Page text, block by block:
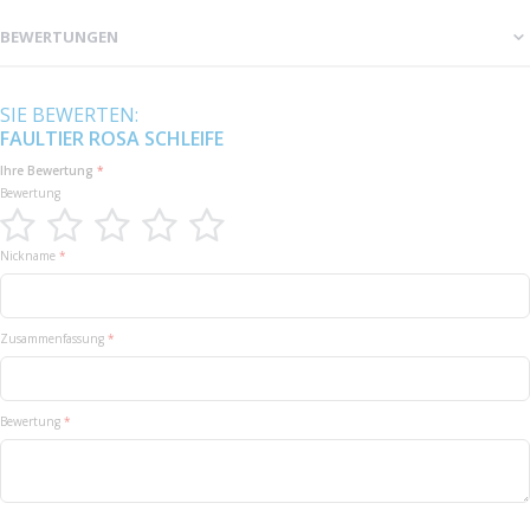
BEWERTUNGEN
SIE BEWERTEN:
FAULTIER ROSA SCHLEIFE
Ihre Bewertung
Bewertung
1
2
3
4
5Nickname
Zusammenfassung
Bewertung